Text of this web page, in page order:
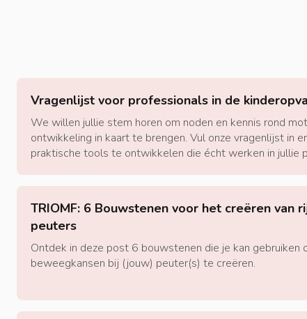
Vragenlijst voor professionals in de
We willen jullie stem horen om noden en kennis rond
ontwikkeling in kaart te brengen. Vul onze vragenlijst in
praktische tools te ontwikkelen die écht werken in jullie
TRIOMF: 6 Bouwstenen voor het creëren van
peuters
Ontdek in deze post 6 bouwstenen die je kan gebruiken
beweegkansen bij (jouw) peuter(s) te creëren.